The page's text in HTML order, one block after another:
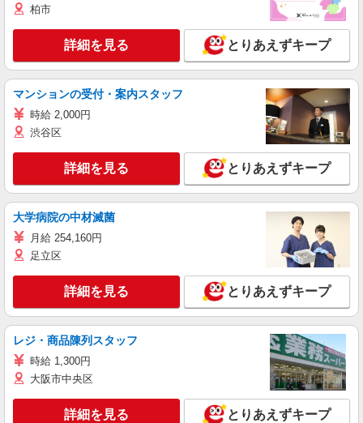
柏市
詳細を見る とりあえずキープ
マンションの受付・案内スタッフ
時給 2,000円
渋谷区
詳細を見る とりあえずキープ
大学病院の中材滅菌
月給 254,160円
足立区
詳細を見る とりあえずキープ
レジ・商品陳列スタッフ
時給 1,300円
大阪市中央区
詳細を見る とりあえずキープ